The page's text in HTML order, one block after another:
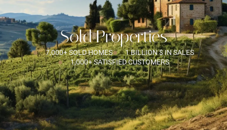
Sold Properties
7,000+ SOLD HOMES
1 BILLION $ IN SALES
1,000+ SATISFIED CUSTOMERS